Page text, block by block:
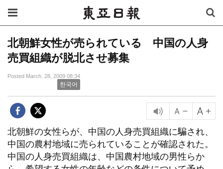
北朝鮮女性が売られている 中国の人身
売買組織が脱北させ募集
Posted March. 28, 2009 08:34
한국어
北朝鮮の女性らが、中国の人身売買組織に騙され、
中国の農村地域に売られていることが確認された。
中国の人身売買組織は、中国農村地域の男性らか